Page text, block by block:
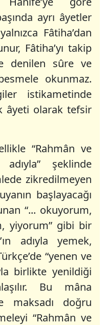
ayrı âyetler
Fâtiha’dan
Fâtiha’yı takip
denilen sûre ve
okunmaz.
istikametinde
âyeti olarak tefsir
“Rahmân ve
şeklinde
zikredilmeyen
başlayacağı
“... okuyorum,
yiyorum” gibi bir
adıyla yemek,
“yenen ve
birlikte yenildiği
Bu mâna
maksadı doğru
“Rahmân ve